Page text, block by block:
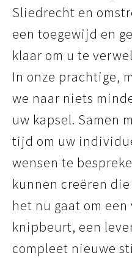
Sliedrecht en
een toegewijd en
klaar om u te
In onze prachtige,
we naar niets
uw kapsel. Samen
tijd om uw
wensen te
kunnen creëren
het nu gaat om
knipbeurt, een
compleet nieuwe